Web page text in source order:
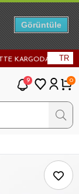
- TR
9 0
Görüntüle